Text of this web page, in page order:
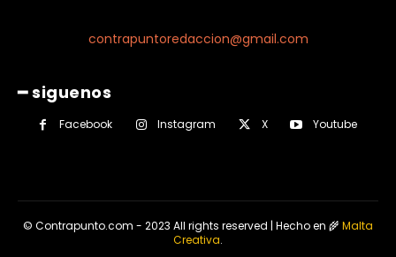
contrapuntoredaccion@gmail.com
━ siguenos
Facebook Instagram X Youtube
© Contrapunto.com - 2023 All rights reserved | Hecho en 🌾Malta
Creativa.